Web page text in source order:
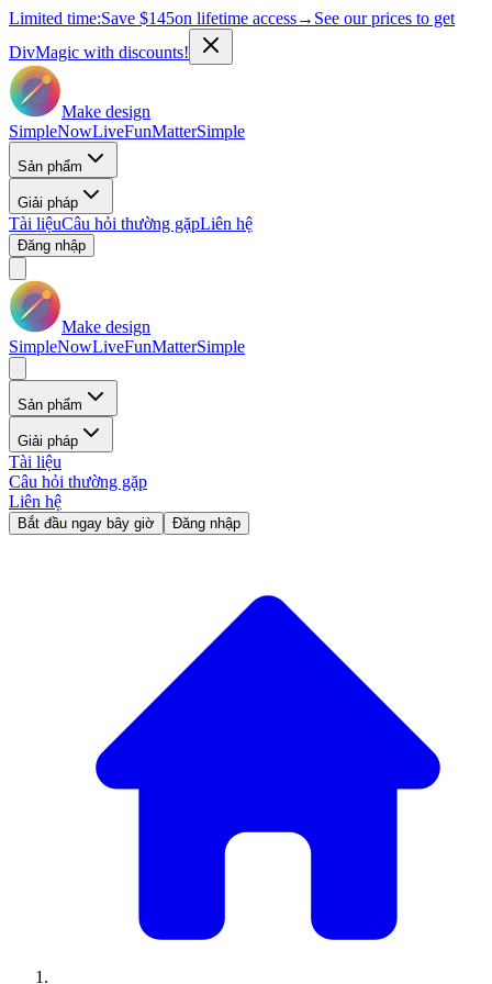
Limited time:Save $145on lifetime access→ See our prices to get
DivMagic with discounts!
Make design
SimpleNowLiveFunMatterSimple
Sản phẩm
Giải pháp
Tài liệuCâu hỏi thường gặpLiên hệ
Đăng nhập
Make design
SimpleNowLiveFunMatterSimple
Sản phẩm
Giải pháp
Tài liệu
Câu hỏi thường gặp
Liên hệ
Bắt đầu ngay bây giờ Đăng nhập